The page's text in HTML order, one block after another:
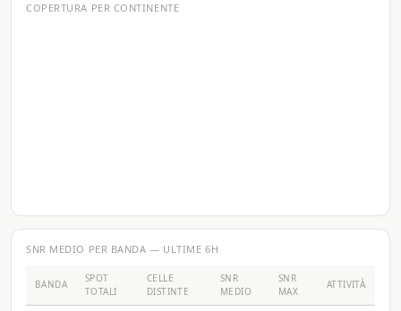
COPERTURA PER CONTINENTE
SNR MEDIO PER BANDA — ULTIME 6H
BANDA
SPOT
TOTALI
CELLE
DISTINTE
SNR
MEDIO
SNR
MAX
ATTIVITÀ